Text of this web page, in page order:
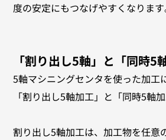
度の安定にもつなげやすくなります
「割り出し5軸」と「同時5
5軸マシニングセンタを使った加工
「割り出し5軸加工」と「同時5軸
割り出し5軸加工は、加工物を任意